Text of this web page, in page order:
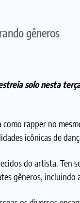
gêneros
solo nesta
como rapper no
icônicas de
do artista. Ten
gêneros, incluindo